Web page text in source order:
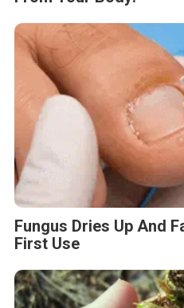
Fungus Dries Up And
First Use